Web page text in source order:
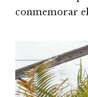
conmemorar